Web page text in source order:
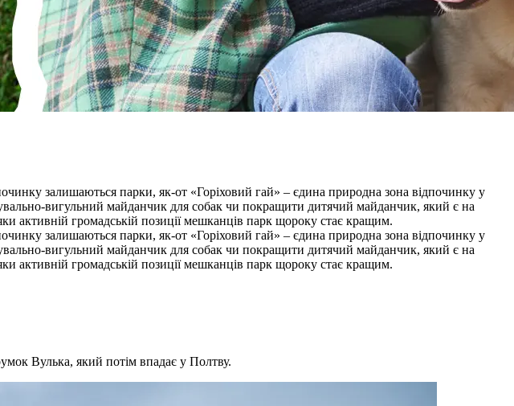
залишаються парки, як-от «Горіховий гай» – єдина природна зона відпочинку у
вигульний майданчик для собак чи покращити дитячий майданчик, який є на
активній громадській позиції мешканців парк щороку стає кращим.
залишаються парки, як-от «Горіховий гай» – єдина природна зона відпочинку у
вигульний майданчик для собак чи покращити дитячий майданчик, який є на
активній громадській позиції мешканців парк щороку стає кращим.
Вулька, який потім впадає у Полтву.